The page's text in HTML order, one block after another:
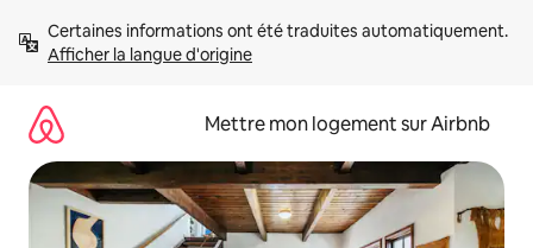
directement
Afficher la langue d'origine
Mettre mon logement sur Airbnb